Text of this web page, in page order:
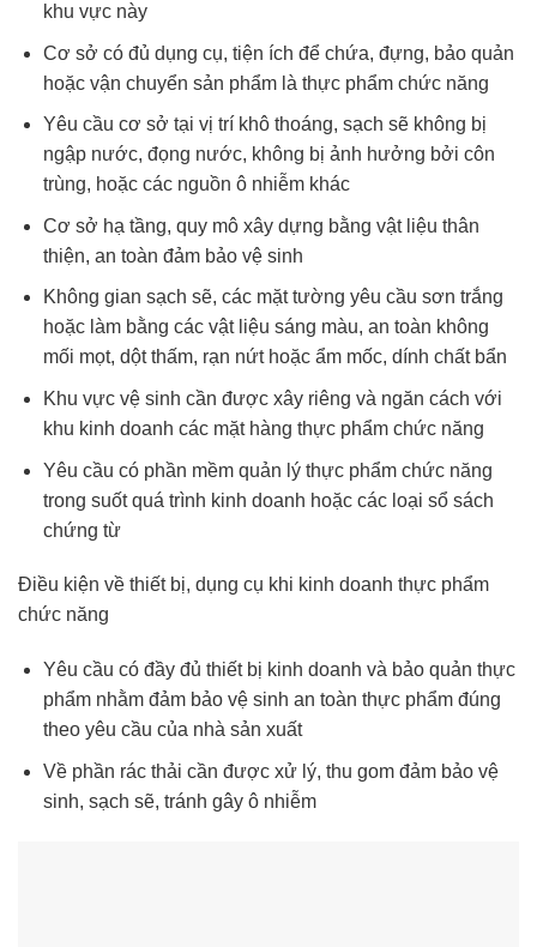
khu vực này
Cơ sở có đủ dụng cụ, tiện ích để chứa, đựng, bảo quản
hoặc vận chuyển sản phẩm là thực phẩm chức năng
Yêu cầu cơ sở tại vị trí khô thoáng, sạch sẽ không bị
ngập nước, đọng nước, không bị ảnh hưởng bởi côn
trùng, hoặc các nguồn ô nhiễm khác
Cơ sở hạ tầng, quy mô xây dựng bằng vật liệu thân
thiện, an toàn đảm bảo vệ sinh
Không gian sạch sẽ, các mặt tường yêu cầu sơn trắng
hoặc làm bằng các vật liệu sáng màu, an toàn không
mối mọt, dột thấm, rạn nứt hoặc ẩm mốc, dính chất bẩn
Khu vực vệ sinh cần được xây riêng và ngăn cách với
khu kinh doanh các mặt hàng thực phẩm chức năng
Yêu cầu có phần mềm quản lý thực phẩm chức năng
trong suốt quá trình kinh doanh hoặc các loại sổ sách
chứng từ
Điều kiện về thiết bị, dụng cụ khi kinh doanh thực phẩm
chức năng
Yêu cầu có đầy đủ thiết bị kinh doanh và bảo quản thực
phẩm nhằm đảm bảo vệ sinh an toàn thực phẩm đúng
theo yêu cầu của nhà sản xuất
Về phần rác thải cần được xử lý, thu gom đảm bảo vệ
sinh, sạch sẽ, tránh gây ô nhiễm